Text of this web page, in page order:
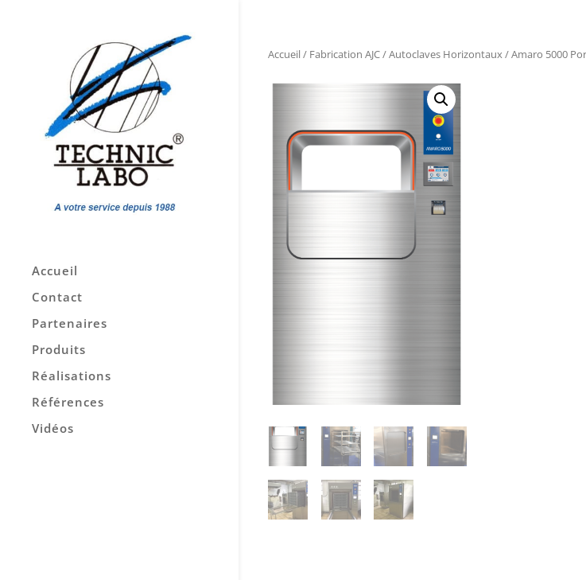
Accueil
Contact
Partenaires
Produits
Réalisations
Références
Vidéos
Accueil/ Fabrication AJC/Autoclaves Horizontaux/ Amaro 5000